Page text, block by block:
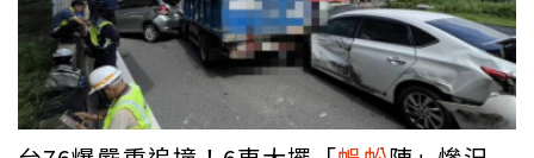
下重金，當他看到成品播出後，發現歌詞竟與劇情完美貼
合，直呼：「實在太妙了。」而拍攝期間讓李一桐最印象深
刻的莫過於被戲稱為「大蜈蚣
事件」的驚魂時刻，她回憶當
時正和劉宇寧在屋頂上拍戲，沒想到一隻超大 蜈蚣從她腳邊
一路爬上身，但她渾然不覺，反倒是山那頭的粉絲先發現異
一樣的飛行物，閃著燈光飛越山頭」、「這次的光點不像是
一般飛行器」。貼文也引來台北市天文協會理事長劉志安留
言，他直言「這通常是迎面而來的飛機」，飛機由遠而近、
飛行的過程有些弧度，當飛機慢慢轉彎，飛機燈正對到攝影
機時亮度最亮，慢慢偏離時，亮度逐漸降低。林維玲了解過